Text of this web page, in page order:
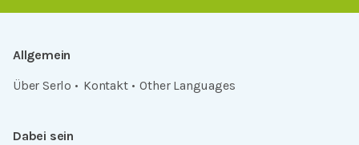
Allgemein
Über Serlo
Kontakt Other Languages
Dabei sein